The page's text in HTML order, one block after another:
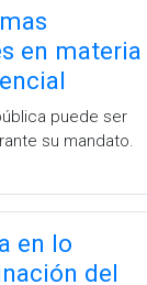
en materia
puede ser
su mandato.
en lo
del